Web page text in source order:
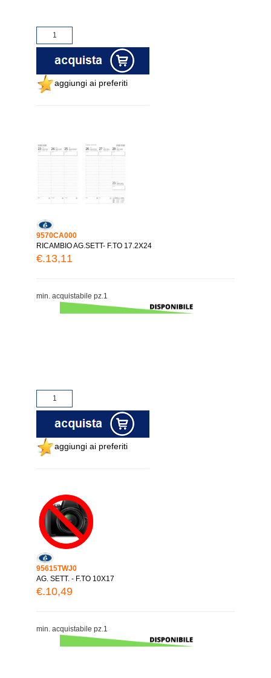
aggiungi ai preferiti
9570CA000
RICAMBIO AG.SETT- F.TO 17.2X24
€.13,11
min. acquistabile pz.1
aggiungi ai preferiti
95615TWJ0
AG. SETT. - F.TO 10X17
€.10,49
min. acquistabile pz.1